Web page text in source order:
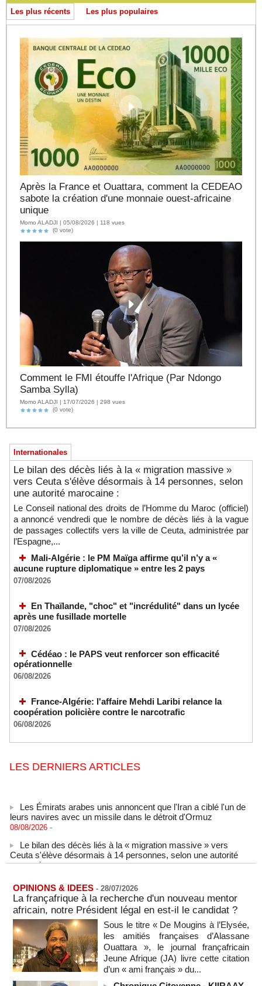
Les plus récents Les plus populaires
Après la France et Ouattara, comment la CEDEAO
sabote la création d'une monnaie ouest-africaine
unique
Momo ALADJI | 05/08/2026 | 118 vues
(0 vote)
Comment le FMI étouffe l'Afrique (Par Ndongo
Samba Sylla)
Momo ALADJI | 17/07/2026 | 298 vues
(0 vote)
Internationales
Le bilan des décès liés à la « migration massive »
vers Ceuta s'élève désormais à 14 personnes, selon
une autorité marocaine :
Le Conseil national des droits de l’Homme du Maroc (officiel)
a annoncé vendredi que le nombre de décès liés à la vague
de passages collectifs vers la ville de Ceuta, administrée par
l’Espagne,...
Mali-Algérie : le PM Maïga affirme qu’il n’y a «
aucune rupture diplomatique » entre les 2 pays
07/08/2026
En Thaïlande, "choc" et "incrédulité" dans un lycée
après une fusillade mortelle
07/08/2026
Cédéao : le PAPS veut renforcer son efficacité
opérationnelle
06/08/2026
France-Algérie: l'affaire Mehdi Laribi relance la
coopération policière contre le narcotrafic
06/08/2026
LES DERNIERS ARTICLES
leurs navires avec un missile dans le détroit d'Ormuz
08/08/2026 -
Ceuta s'élève désormais à 14 personnes, selon une autorité
marocaine :
Sénégal - Une revue de presse du 8 août 2026 (Par IA)
08/08/2026 -MOMO ALADJI
SENEGAL - Les Unes de la presse quotidienne du 8/9 août
2026
08/08/2026 -MOMO ALADJI
A Ceuta, les enfants migrants risquent d'être victimes de
maltraitance et d'exploitation, avertissent des ONG
07/08/2026 -
OPINIONS & IDEES - 28/07/2026
La françafrique à la recherche d'un nouveau mentor
africain, notre Président légal en est-il le candidat ?
Sous le titre « De Mougins à l’Elysée,
les amitiés françaises d’Alassane
Ouattara », le journal françafricain
Jeune Afrique (JA) livre cette citation
d’un « ami français » du...